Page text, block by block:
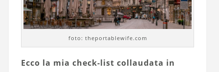
foto: theportablewife.com
Ecco la mia check-list collaudata in